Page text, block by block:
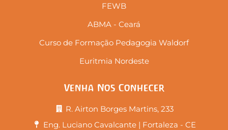
FEWB
ABMA - Ceará
Curso de Formação Pedagogia Waldorf
Euritmia Nordeste
Venha Nos Conhecer
R. Airton Borges Martins, 233
Eng. Luciano Cavalcante | Fortaleza - CE